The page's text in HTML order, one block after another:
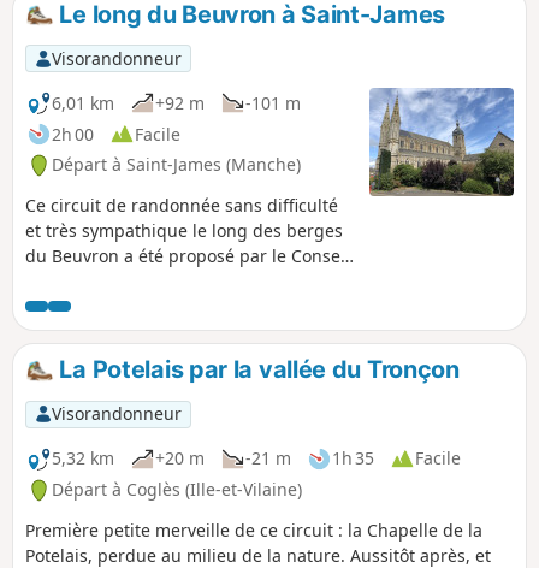
p
Le long du Beuvron à Saint-James
Visorandonneur
6,01 km
+92 m
-101 m
2h 00
Facile
Départ à Saint-James (Manche)
Ce circuit de randonnée sans difficulté
et très sympathique le long des berges
du Beuvron a été proposé par le Conseil
passe en outre à proximité du cimetière
militaire américain, permettant une
petite extension à la balade.
La Potelais par la vallée du Tronçon
Visorandonneur
5,32 km
+20 m -21 m 1h 35
Facile
Départ à Coglès (Ille-et-Vilaine)
Première petite merveille de ce circuit : la Chapelle de la
Potelais, perdue au milieu de la nature. Aussitôt après, et